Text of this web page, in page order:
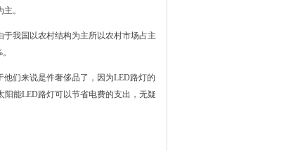
。
于我国以农村结构为主所以农村市场占主
他们来说是件奢侈品了，因为LED路灯的
阳能LED路灯可以节省电费的支出，无疑